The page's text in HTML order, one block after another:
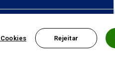
Rejeitar